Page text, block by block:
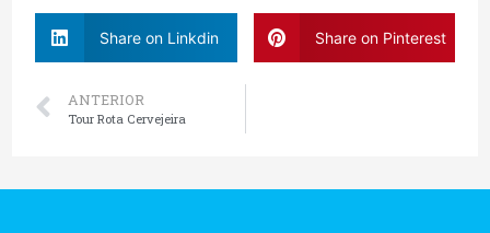
Share on Linkdin Share on Pinterest
ANTERIOR
Tour Rota Cervejeira